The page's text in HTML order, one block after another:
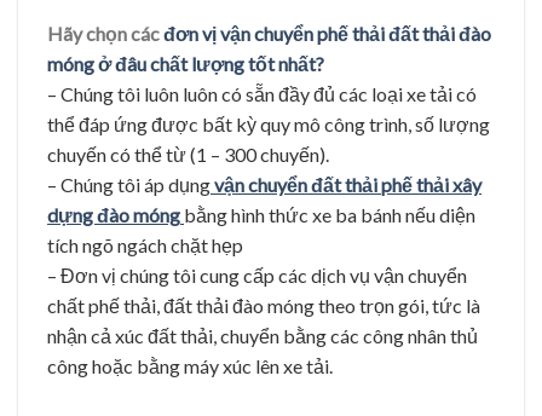
Hãy chọn cácđơn vị vận chuyển phế thải đất thải đào
móng ở đâu chất lượng tốt nhất?
– Chúng tôi luôn luôn có sẵn đầy đủ các loại xe tải có
thể đáp ứng được bất kỳ quy mô công trình, số lượng
chuyến có thể từ (1 – 300 chuyến).
– Chúng tôi áp dụngvận chuyển đất thải phế thải xây
dựng đào móng bằng hình thức xe ba bánh nếu diện
tích ngõ ngách chặt hẹp
– Đơn vị chúng tôi cung cấp các dịch vụ vận chuyển
chất phế thải, đất thải đào móng theo trọn gói, tức là
nhận cả xúc đất thải, chuyển bằng các công nhân thủ
công hoặc bằng máy xúc lên xe tải.